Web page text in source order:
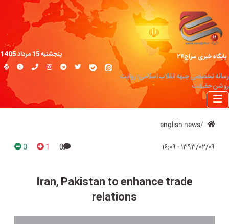
پایگاه خبری سراج۲۴
رسانه تخصصی جبهه انقلاب اسلامی؛ روایت
روشن حقیقت
پنجشنبه 15 مرداد 1405
english news
۱۳۹۳/۰۲/۰۹ - ۱۶:۰۹ 0
1
0
Iran, Pakistan to enhance trade
relations